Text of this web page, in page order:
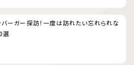
ーガー探訪！一度は訪れたい忘れられな
選